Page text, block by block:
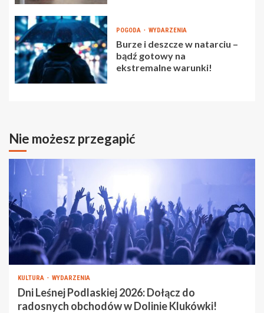
POGODA WYDARZENIA
Burze i deszcze w natarciu –
bądź gotowy na
ekstremalne warunki!
Nie możesz przegapić
KULTURA WYDARZENIA
Dni Leśnej Podlaskiej 2026: Dołącz do
radosnych obchodów w Dolinie Klukówki!